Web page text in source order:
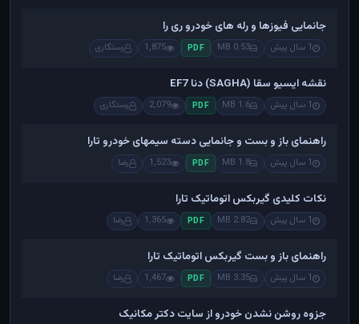
جانمایی فیوزها و رله های خودرو ری را
1 سال پیش 0.53 MB
PDF
1,875 رستگاری
نقشه ایسیو سقا (SAGHA) دنا EF7
1 سال پیش 1.6 MB
PDF
2,079 رستگاری
راهنمای باز و بست و جانمایی دسته سیمهای خودرو تارا
1 سال پیش 1.8 MB
PDF
1,523 رضا
نکات کلیدی گیربکس اتوماتیک تارا
1 سال پیش 2.82 MB
PDF
1,365 رضا
راهنمای باز و بست گیربکس اتوماتیک تارا
1 سال پیش 3.35 MB
PDF
1,467 رضا
جزوه روشن نشدن خودرو از سایت دکتر مکانیک